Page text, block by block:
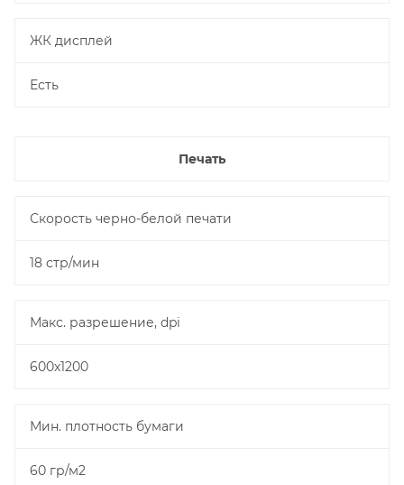
ЖК дисплей
Есть
Печать
Скорость черно-белой печати
18 стр/мин
Макс. разрешение, dpi
600x1200
Мин. плотность бумаги
60 гр/м2